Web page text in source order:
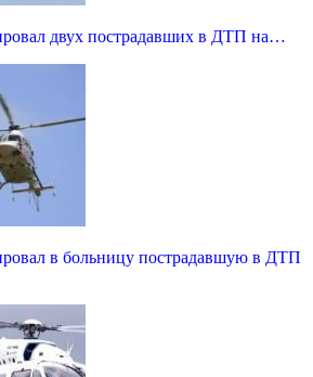
двух пострадавших в ДТП на…
в больницу пострадавшую в ДТП